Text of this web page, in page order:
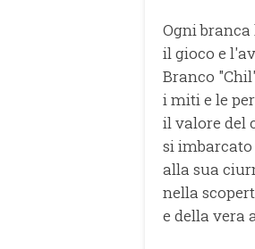
Ogni
il gioco e
Branco
i miti e le
il valore del
si
alla sua
nella
e della vera